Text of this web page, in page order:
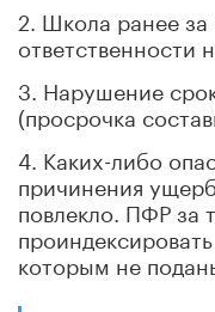
2. Школа ранее
ответственности
3. Нарушение
(просрочка
4. Каких-либо
причинения
повлекло. ПФР за
которым не